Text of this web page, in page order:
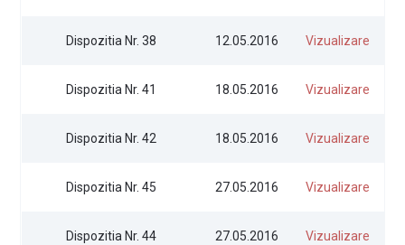
Dispozitia Nr. 38 12.05.2016 Vizualizare
Dispozitia Nr. 41 18.05.2016 Vizualizare
Dispozitia Nr. 42 18.05.2016 Vizualizare
Dispozitia Nr. 45 27.05.2016 Vizualizare
Dispozitia Nr. 44 27.05.2016 Vizualizare